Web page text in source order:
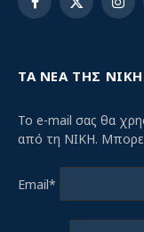
Facebook
X
ΤΑ ΝΕΑ ΤΗΣ
Το e-mail σας θα
από τη ΝΙΚΗ.
Email*